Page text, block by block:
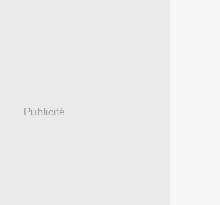
Publicité